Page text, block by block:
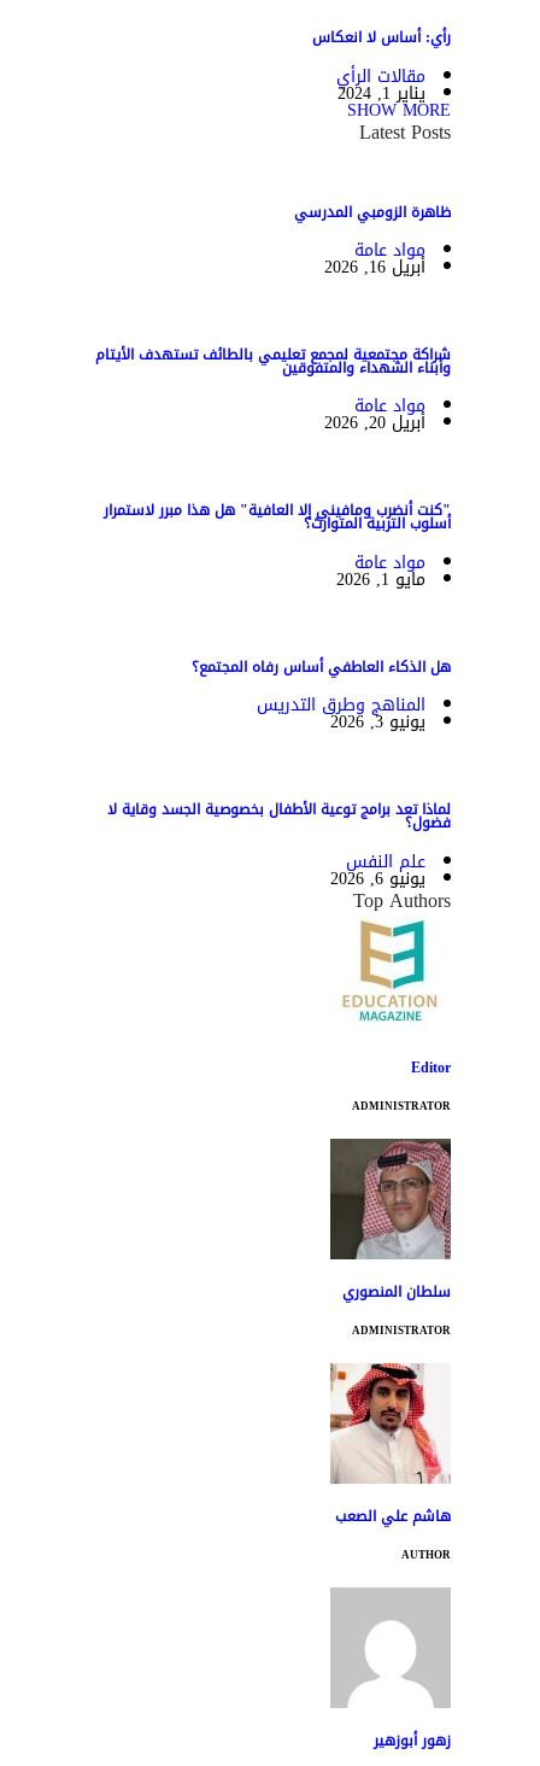
رأي: أساس لا انعكاس
مقالات الرأي
يناير 1, 2024
SHOW MORE
Latest Posts
ظاهرة الزومبي المدرسي
مواد عامة
أبريل 16, 2026
شراكة مجتمعية لمجمع تعليمي بالطائف تستهدف الأيتام
وأبناء الشهداء والمتفوقين
مواد عامة
أبريل 20, 2026
"كنت أنضرب ومافيني إلا العافية" هل هذا مبرر لاستمرار
أسلوب التربية المتوارث؟
مواد عامة
مايو 1, 2026
هل الذكاء العاطفي أساس رفاه المجتمع؟
المناهج وطرق التدريس
يونيو 3, 2026
لماذا تعد برامج توعية الأطفال بخصوصية الجسد وقاية لا
فضول؟
علم النفس
يونيو 6, 2026
Top Authors
Editor
ADMINISTRATOR
سلطان المنصوري
ADMINISTRATOR
هاشم علي الصعب
AUTHOR
زهور أبوزهير